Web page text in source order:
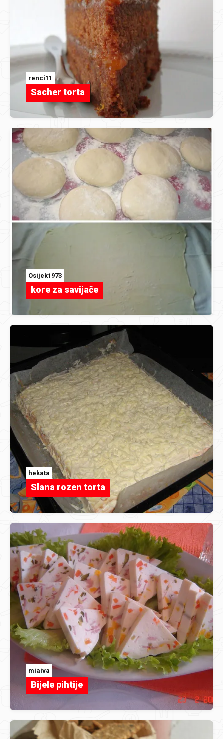
renci11
Sacher torta
Osijek1973
kore za savijače
hekata
Slana rozen torta
miaiva
Bijele pihtije